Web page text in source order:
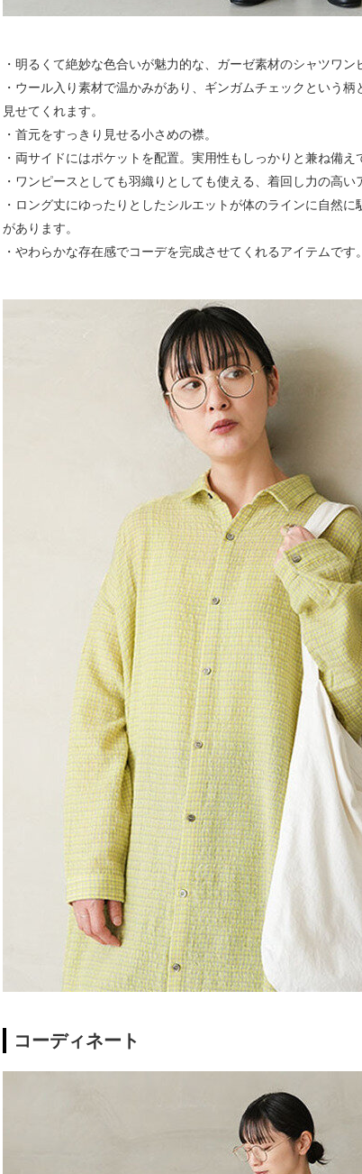
・明るくて絶妙な色合いが魅力的な、ガーゼ素材のシャツワン
・ウール入り素材で温かみがあり、ギンガムチェックという
見せてくれます。
・首元をすっきり見せる小さめの襟。
・両サイドにはポケットを配置。実用性もしっかりと兼ね備え
・ワンピースとしても羽織りとしても使える、着回し力の高い
・ロング丈にゆったりとしたシルエットが体のラインに自然
があります。
・やわらかな存在感でコーデを完成させてくれるアイテムです。
コーディネート